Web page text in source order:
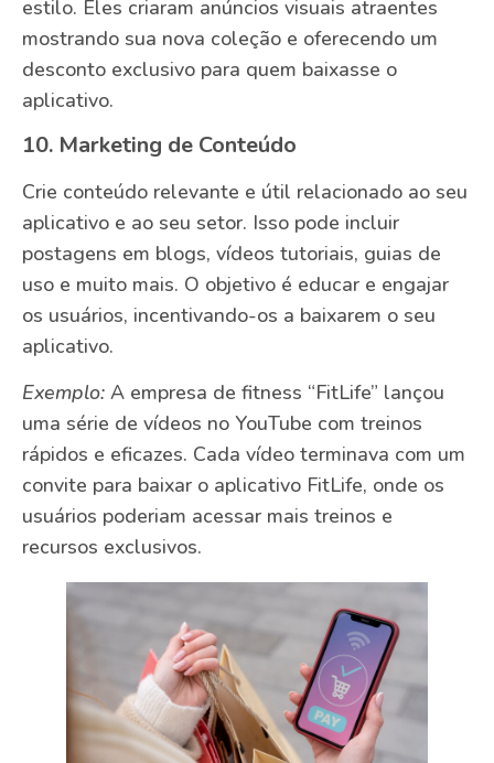
estilo. Eles criaram anúncios visuais atraentes
mostrando sua nova coleção e oferecendo um
desconto exclusivo para quem baixasse o
aplicativo.
10. Marketing de Conteúdo
Crie conteúdo relevante e útil relacionado ao seu
aplicativo e ao seu setor. Isso pode incluir
postagens em blogs, vídeos tutoriais, guias de
uso e muito mais. O objetivo é educar e engajar
os usuários, incentivando-os a baixarem o seu
aplicativo.
Exemplo: A empresa de fitness “FitLife” lançou
uma série de vídeos no YouTube com treinos
rápidos e eficazes. Cada vídeo terminava com um
convite para baixar o aplicativo FitLife, onde os
usuários poderiam acessar mais treinos e
recursos exclusivos.